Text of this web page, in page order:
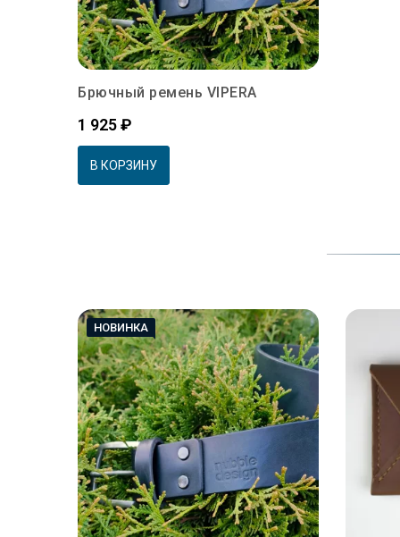
Брючный ремень VIPERA
Цена
1 925 ₽
В КОРЗИНУ
НОВИНКА